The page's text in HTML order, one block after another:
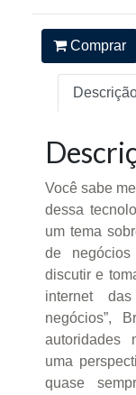
Comprar
Você sabe
dessa
um tema
de
discutir e
internet
negócios”,
autoridades
uma
quase